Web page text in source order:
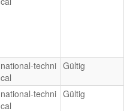
national-techni
cal
Gültig
national-techni
cal
Gültig